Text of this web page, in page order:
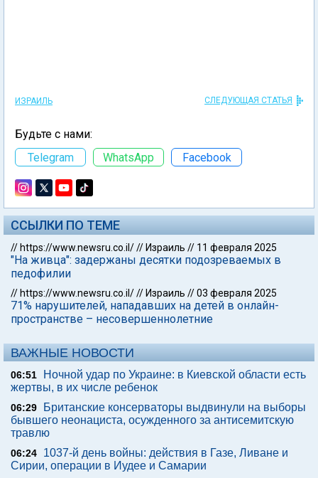
ИЗРАИЛЬ СЛЕДУЮЩАЯ СТАТЬЯ
Будьте с нами:
Telegram
WhatsApp Facebook
ССЫЛКИ ПО ТЕМЕ
// https://www.newsru.co.il/// Израиль // 11 февраля 2025
"На живца": задержаны десятки подозреваемых в
педофилии
// https://www.newsru.co.il/// Израиль //03 февраля 2025
71% нарушителей, нападавших на детей в онлайн-
пространстве – несовершеннолетние
ВАЖНЫЕ НОВОСТИ
06:51
Ночной удар по Украине: в Киевской области есть
жертвы, в их числе ребенок
06:29
Британские консерваторы выдвинули на выборы
бывшего неонациста, осужденного за антисемитскую
травлю
06:24
1037-й день войны: действия в Газе, Ливане и
Сирии, операции в Иудее и Самарии